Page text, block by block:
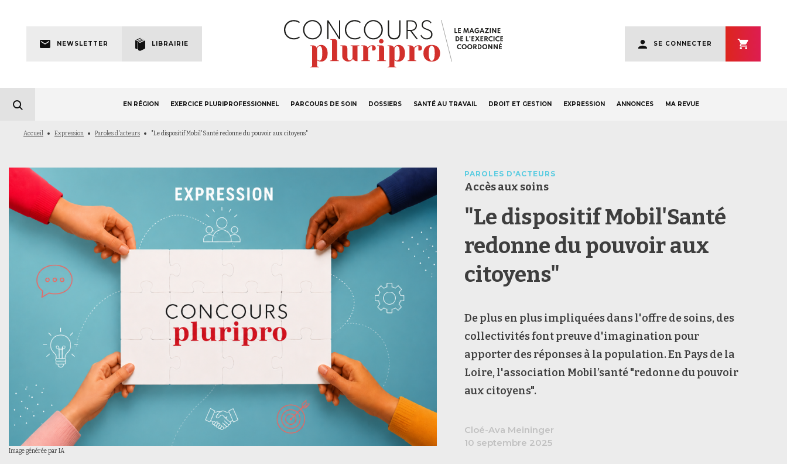
navigation
NEWSLETTER LIBRAIRIE
account
menu
SE CONNECTER
S'ABONNER
principale
EN RÉGION EXERCICE PLURIPROFESSIONNEL PARCOURS DE SOIN DOSSIERS SANTÉ AU TRAVAIL DROIT ET GESTION EXPRESSION ANNONCES MA REVUE
Fil
Accueil Expression Paroles d'acteurs "Le dispositif Mobil'Santé redonne du pouvoir aux citoyens"
Image générée par IA
PAROLES D'ACTEURS
Accès aux soins
"Le dispositif Mobil'Santé
redonne du pouvoir aux
citoyens"
De plus en plus impliquées dans l'offre de soins, des
collectivités font preuve d'imagination pour
apporter des réponses à la population. En Pays de la
Loire, l'association Mobil’santé "redonne du pouvoir
aux citoyens".
Cloé-Ava Meininger
10 septembre 2025